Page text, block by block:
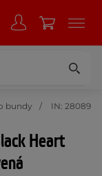
bundy IN: 28089
Heart